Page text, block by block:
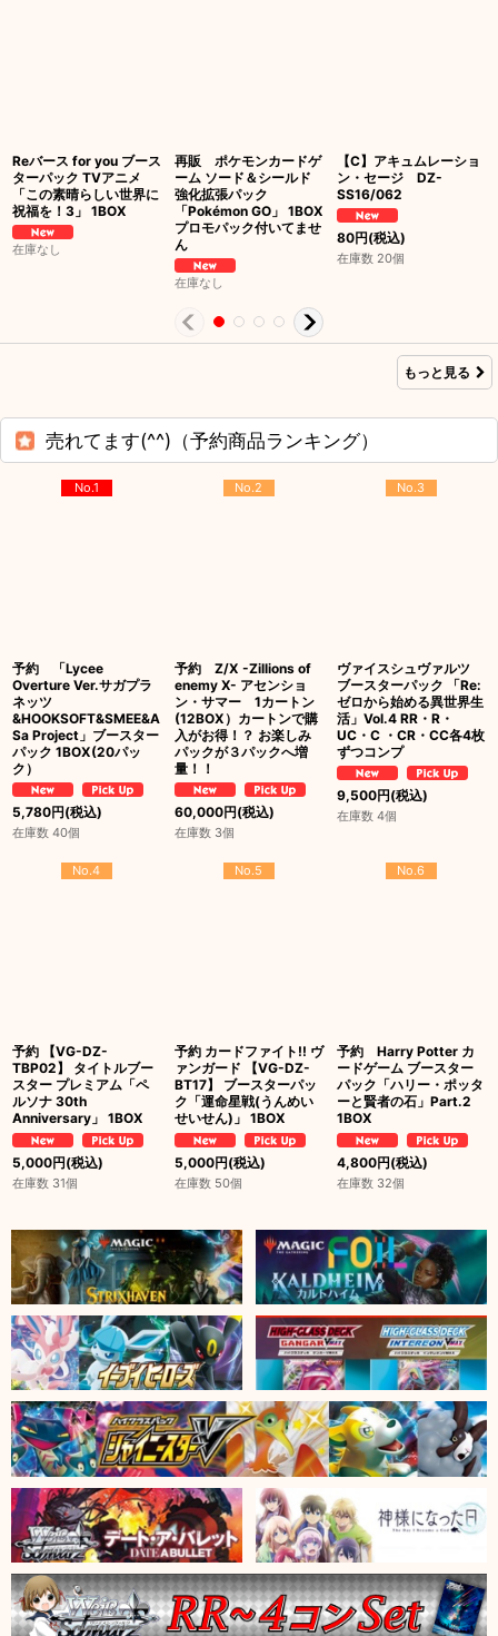
Reバース for you ブース
ターパック TVアニメ
「この素晴らしい世界に
祝福を！3」 1BOX
在庫なし
再販 ポケモンカードゲ
ーム ソード＆シールド
強化拡張パック
「Pokémon GO」 1BOX
プロモパック付いてませ
ん
在庫なし
【C】アキュムレーショ
ン・セージ DZ-
SS16/062
80円(税込)
在庫数 20個
もっと見る
売れてます(^^)（予約商品ランキング）
No.1
予約 「Lycee
Overture Ver.サガプラ
ネッツ
&HOOKSOFT&SMEE&A
Sa Project」ブースター
パック 1BOX(20パッ
ク）
5,780円(税込)
在庫数 40個
No.2
予約 Z/X -Zillions of
enemy X- アセンショ
ン・サマー 1カートン
(12BOX）カートンで購
入がお得！？ お楽しみ
パックが３パックへ増
量！！
60,000円(税込)
在庫数 3個
No.3
ヴァイスシュヴァルツ
ブースターパック 「Re:
ゼロから始める異世界生
活」Vol.4 RR・R・
UC・C ・CR・CC各4枚
ずつコンプ
9,500円(税込)
在庫数 4個
No.4
予約 【VG-DZ-
TBP02】 タイトルブー
スター プレミアム「ペ
ルソナ 30th
Anniversary」 1BOX
5,000円(税込)
在庫数 31個
No.5
予約 カードファイト!! ヴ
ァンガード 【VG-DZ-
BT17】 ブースターパッ
ク「運命星戦(うんめい
せいせん)」 1BOX
5,000円(税込)
在庫数 50個
No.6
予約 Harry Potter カ
ードゲーム ブースター
パック「ハリー・ポッタ
ーと賢者の石」Part.2
1BOX
4,800円(税込)
在庫数 32個